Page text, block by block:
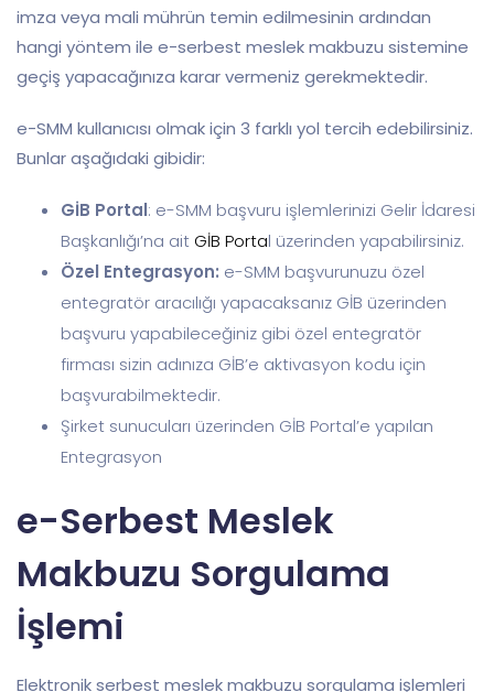
imza veya mali mührün temin edilmesinin ardından
hangi yöntem ile e-serbest meslek makbuzu sistemine
geçiş yapacağınıza karar vermeniz gerekmektedir.
e-SMM kullanıcısı olmak için 3 farklı yol tercih edebilirsiniz.
Bunlar aşağıdaki gibidir:
GİB Portal: e-SMM başvuru işlemlerinizi Gelir İdaresi
Başkanlığı’na ait GİB Portal üzerinden yapabilirsiniz.
Özel Entegrasyon: e-SMM başvurunuzu özel
entegratör aracılığı yapacaksanız GİB üzerinden
başvuru yapabileceğiniz gibi özel entegratör
firması sizin adınıza GİB’e aktivasyon kodu için
başvurabilmektedir.
Şirket sunucuları üzerinden GİB Portal’e yapılan
Entegrasyon
e-Serbest Meslek
Makbuzu Sorgulama
İşlemi
Elektronik serbest meslek makbuzu sorgulama işlemleri